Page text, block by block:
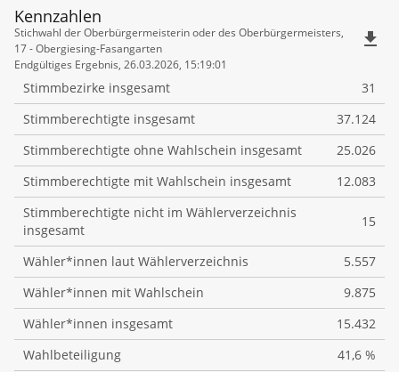
Kennzahlen
Kennzahlen
Stichwahl der Oberbürgermeisterin oder des Oberbürgermeisters,
17 - Obergiesing-Fasangarten
Endgültiges Ergebnis, 26.03.2026, 15:19:01
file_download
Stimmbezirke insgesamt
31
Stimmberechtigte insgesamt
37.124
Stimmberechtigte ohne Wahlschein insgesamt
25.026
Stimmberechtigte mit Wahlschein insgesamt
12.083
Stimmberechtigte nicht im Wählerverzeichnis
insgesamt
15
Wähler*innen laut Wählerverzeichnis
5.557
Wähler*innen mit Wahlschein
9.875
Wähler*innen insgesamt
15.432
Wahlbeteiligung
41,6 %